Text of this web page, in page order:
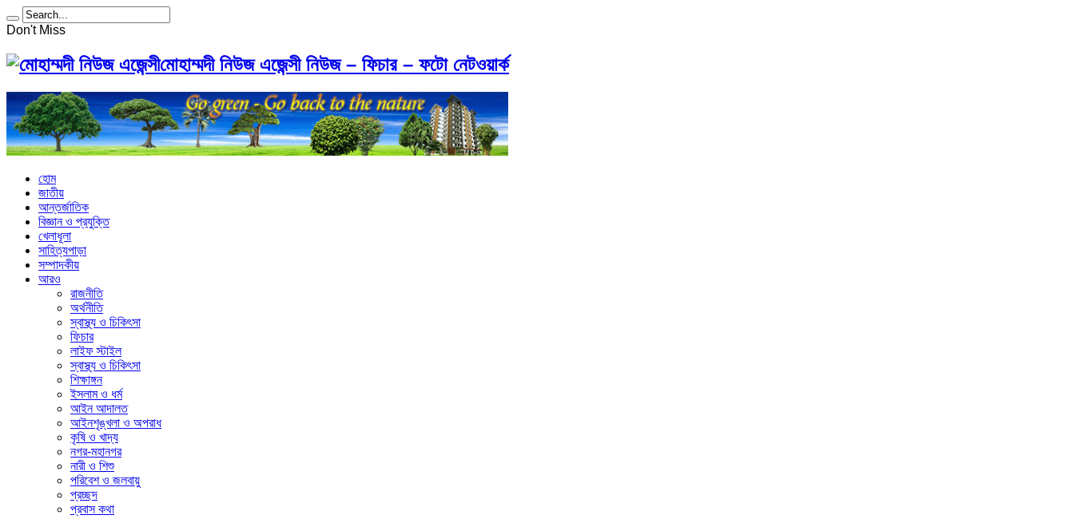
Don't Miss
মোহাম্মদী নিউজ এজেন্সী নিউজ – ফিচার – ফটো নেটওয়ার্ক
হোম
জাতীয়
আন্তর্জাতিক
বিজ্ঞান ও প্রযুক্তি
খেলাধূলা
সাহিত্যপাড়া
সম্পাদকীয়
আরও
রাজনীতি
অর্থনীতি
স্বাস্থ্য ও চিকিৎসা
ফিচার
লাইফ স্টাইল
স্বাস্থ্য ও চিকিৎসা
শিক্ষাঙ্গন
ইসলাম ও ধর্ম
আইন আদালত
আইনশৃঙ্খলা ও অপরাধ
কৃষি ও খাদ্য
নগর-মহানগর
নারী ও ‍শিশু
পরিবেশ ও জলবায়ু
প্রচ্ছদ
প্রবাস কথা